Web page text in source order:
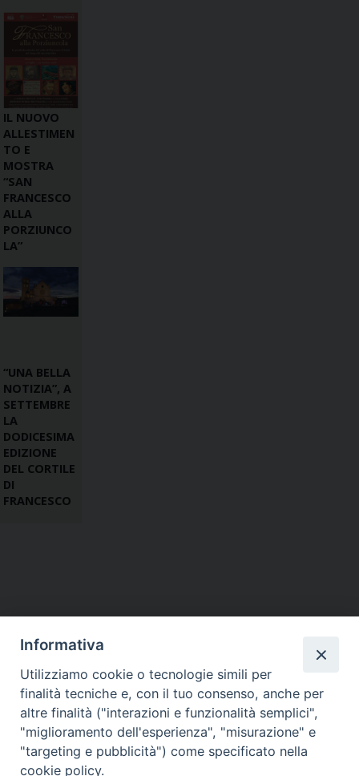
IL NUOVO
ALLESTIMEN
TO E
MOSTRA
“SAN
FRANCESCO
ALLA
PORZIUNCO
LA”
“UNA BELLA
NOTIZIA”, A
SETTEMBRE
LA
DODICESIMA
EDIZIONE
DEL CORTILE
DI
FRANCESCO
Informativa
Utilizziamo cookie o tecnologie simili per
finalità tecniche e, con il tuo consenso, anche per
altre finalità ("interazioni e funzionalità semplici",
"miglioramento dell'esperienza", "misurazione" e
"targeting e pubblicità") come specificato nella
cookie policy.